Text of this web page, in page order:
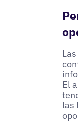
El
las